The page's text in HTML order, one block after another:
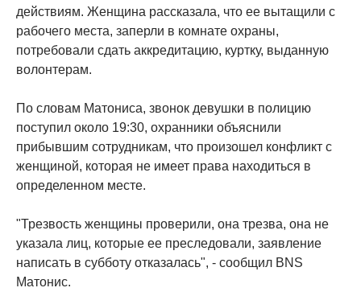
действиям. Женщина рассказала, что ее вытащили с
рабочего места, заперли в комнате охраны,
потребовали сдать аккредитацию, куртку, выданную
волонтерам.
По словам Матониса, звонок девушки в полицию
поступил около 19:30, охранники объяснили
прибывшим сотрудникам, что произошел конфликт с
женщиной, которая не имеет права находиться в
определенном месте.
"Трезвость женщины проверили, она трезва, она не
указала лиц, которые ее преследовали, заявление
написать в субботу отказалась", - сообщил BNS
Матонис.